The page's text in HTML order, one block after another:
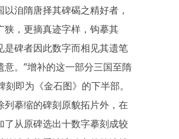
以洎隋唐择其碑碣之精好者，
狭，更摘真迹字样，钩摹其
是碑者因此数字而相见其遗笔
意。”增补的这一部分三国至隋
刻即为《金石图》的下半部。
列摹缩的碑刻原貌拓片外，在
了从原碑选出十数字摹刻成较